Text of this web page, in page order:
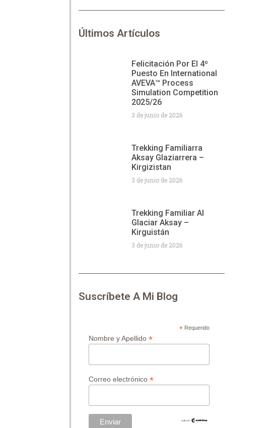
Últimos Artículos
Felicitación Por El 4º
Puesto En International
AVEVA™ Process
Simulation Competition
2025/26
3 de junio de 2026
Trekking Familiarra
Aksay Glaziarrera –
Kirgizistan
3 de junio de 2026
Trekking Familiar Al
Glaciar Aksay –
Kirguistán
3 de junio de 2026
Suscríbete A Mi Blog
* Requerido
Nombre y Apellido*
Correo electrónico*